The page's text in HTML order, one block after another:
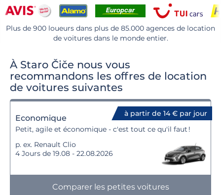
Plus de 900 loueurs dans plus de 85.000 agences de location
de voitures dans le monde entier.
À Staro Čiče nous vous
recommandons les offres de location
de voitures suivantes
à partir de 14 € par jour
Economique
Petit, agile et économique - c'est tout ce qu'il faut !
p. ex. Renault Clio
4 Jours de 19.08 - 22.08.2026
Comparer les petites voitures